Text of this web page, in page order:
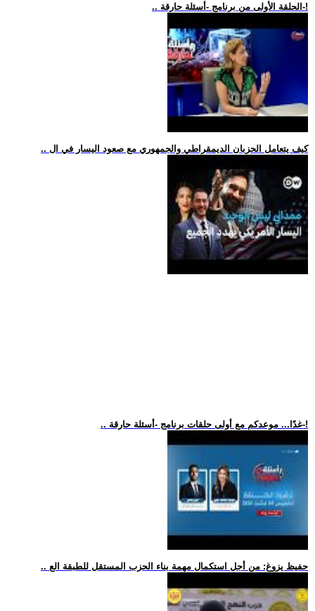
.. الحلقة الأولى من برنامج -أسئلة حارقة-!
.. كيف يتعامل الحزبان الديمقراطي والجمهوري مع صعود اليسار في ال
.. غدًا... موعدكم مع أولى حلقات برنامج -أسئلة حارقة-!
.. حفيظ يزوغ: من أجل استكمال مهمة بناء الحزب المستقل للطبقة الع